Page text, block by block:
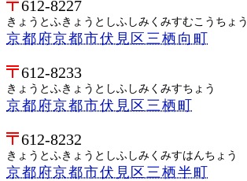
612-8227
きょうとふきょうとしふしみくみすむこうちょう
京都府京都市伏見区三栖向町
612-8233
きょうとふきょうとしふしみくみすちょう
京都府京都市伏見区三栖町
612-8232
きょうとふきょうとしふしみくみすはんちょう
京都府京都市伏見区三栖半町